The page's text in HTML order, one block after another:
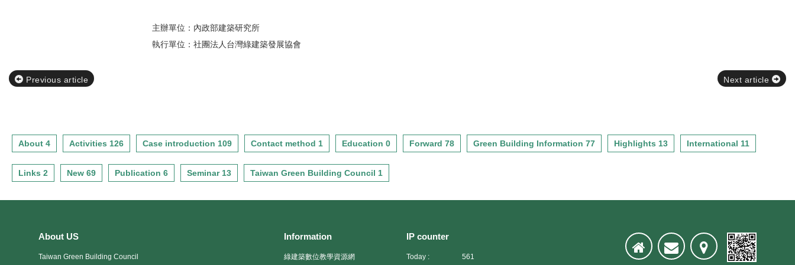
主辦單位：內政部建築研究所
執行單位：社團法人台灣綠建築發展協會
Previous article Next article
About 4 Activities 126 Case introduction 109 Contact method 1 Education 0 Forward 78 Green Building Information 77 Highlights 13 International 11
Links 2 New 69 Publication 6 Seminar 13 Taiwan Green Building Council 1
About US
Taiwan Green Building Council
Information
綠建築數位教學資源網
IP counter
Today : 561